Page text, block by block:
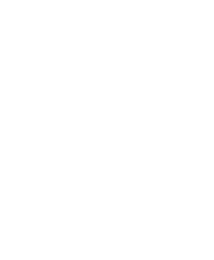
inițiale)